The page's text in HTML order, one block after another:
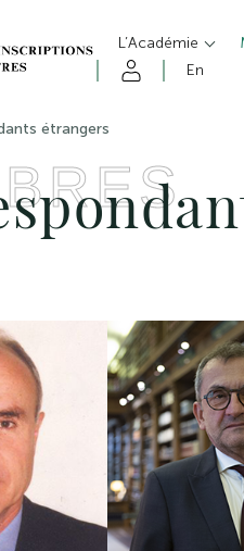
L’Académie
En
étrangers